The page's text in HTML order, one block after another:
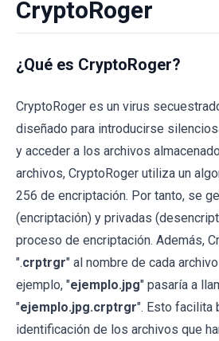
CryptoRoger
¿Qué es CryptoRoger?
CryptoRoger es un virus
diseñado para introducirse
y acceder a los archivos
archivos, CryptoRoger utiliza un
256 de encriptación. Por tanto, se
(encriptación) y privadas
proceso de encriptación. Además,
".crptrgr" al nombre de cada
ejemplo, "ejemplo.jpg" pasaría a
"ejemplo.jpg.crptrgr". Esto facilita
identificación de los archivos que